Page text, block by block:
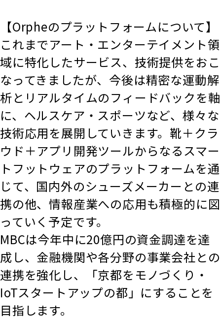
【Orpheのプラットフォームについて】
これまでアート・エンターテイメント領
域に特化したサービス、技術提供をおこ
なってきましたが、今後は精密な運動解
析とリアルタイムのフィードバックを軸
に、ヘルスケア・スポーツなど、様々な
技術応用を展開していきます。靴＋クラ
ウド＋アプリ開発ツールからなるスマー
トフットウェアのプラットフォームを通
じて、国内外のシューズメーカーとの連
携の他、情報産業への応用も積極的に図
っていく予定です。
MBCは今年中に20億円の資金調達を達
成し、金融機関や各分野の事業会社との
連携を強化し、「京都をモノづくり・
IoTスタートアップの都」にすることを
目指します。